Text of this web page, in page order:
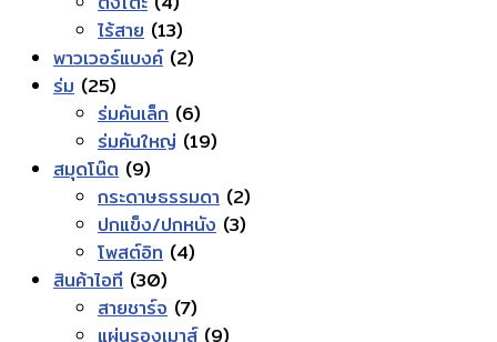
สินค้า
ไร้สาย 1313
สินค้า
พาวเวอร์แบงค์ 22
ร่ม 2525
สินค้า
ร่มคันเล็ก 66
สินค้า
ร่มคันใหญ่ 1919
สมุดโน๊ต 99
สินค้า
กระดาษธรรมดา 22
สินค้า
ปกแข็ง/ปกหนัง 33
โพสต์อิท 44
สินค้าไอที 3030
สินค้า
สายชาร์จ 77
สินค้า
แผ่นรองเมาส์ 99